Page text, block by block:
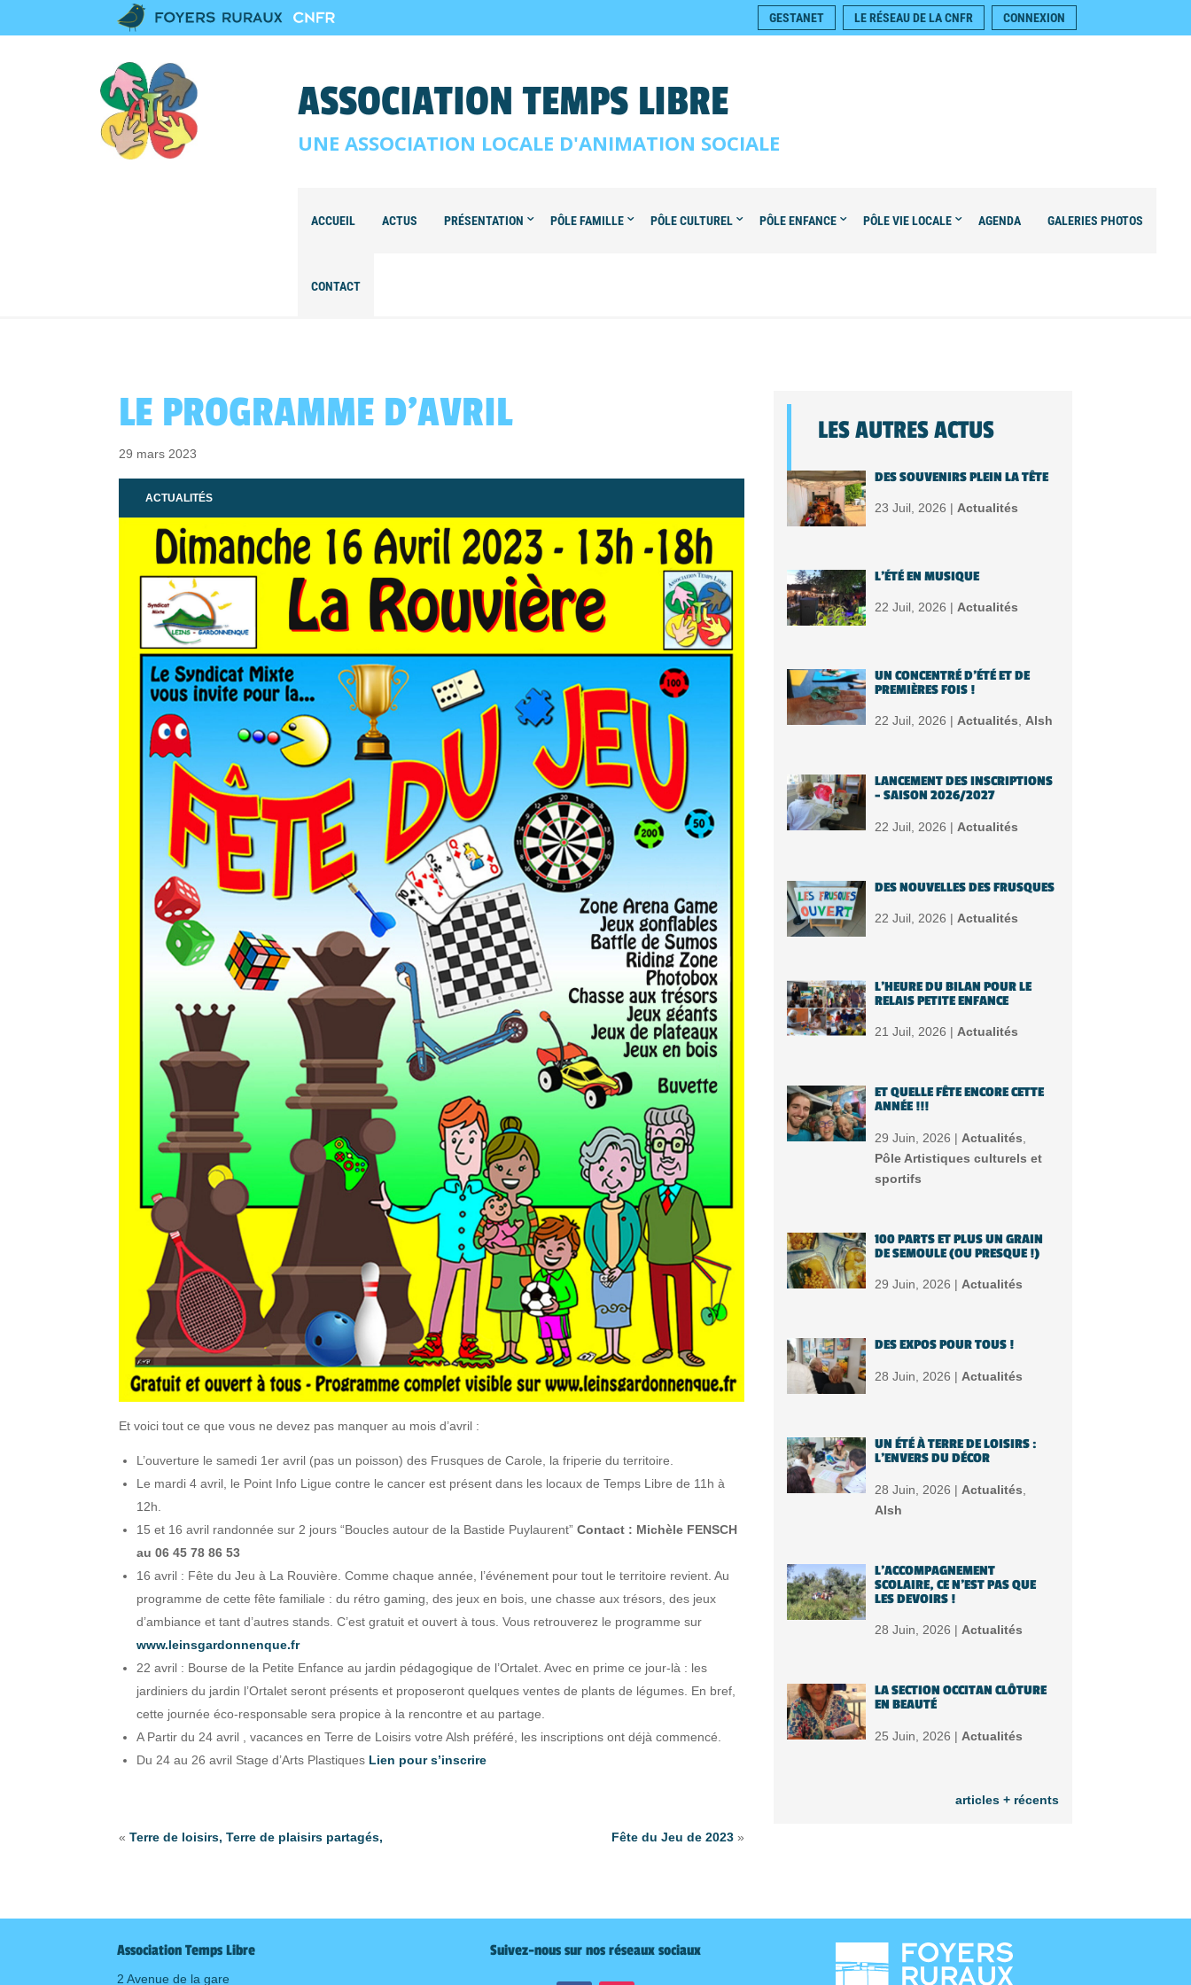
GESTANET LE RÉSEAU DE LA CNFR CONNEXION
ASSOCIATION TEMPS LIBRE
UNE ASSOCIATION LOCALE D'ANIMATION SOCIALE
ACCUEIL ACTUS PRÉSENTATION PÔLE FAMILLE PÔLE CULTUREL PÔLE ENFANCE PÔLE VIE LOCALE AGENDA GALERIES PHOTOS
CONTACT
LE PROGRAMME D’AVRIL
29 mars 2023
ACTUALITÉS
Et voici tout ce que vous ne devez pas manquer au mois d’avril :
L’ouverture le samedi 1er avril (pas un poisson) des Frusques de Carole, la friperie du territoire.
Le mardi 4 avril, le Point Info Ligue contre le cancer est présent dans les locaux de Temps Libre de 11h à
12h.
15 et 16 avril randonnée sur 2 jours “Boucles autour de la Bastide Puylaurent”Contact : Michèle FENSCH
au 06 45 78 86 53
16 avril : Fête du Jeu à La Rouvière. Comme chaque année, l’événement pour tout le territoire revient. Au
programme de cette fête familiale : du rétro gaming, des jeux en bois, une chasse aux trésors, des jeux
d’ambiance et tant d’autres stands. C’est gratuit et ouvert à tous. Vous retrouverez le programme sur
www.leinsgardonnenque.fr
22 avril : Bourse de la Petite Enfance au jardin pédagogique de l’Ortalet. Avec en prime ce jour-là : les
jardiniers du jardin l’Ortalet seront présents et proposeront quelques ventes de plants de légumes. En bref,
cette journée éco-responsable sera propice à la rencontre et au partage.
A Partir du 24 avril , vacances en Terre de Loisirs votre Alsh préféré, les inscriptions ont déjà commencé.
Du 24 au 26 avril Stage d’Arts Plastiques Lien pour s’inscrire
«Terre de loisirs, Terre de plaisirs partagés, Fête du Jeu de 2023 »
LES AUTRES ACTUS
DES SOUVENIRS PLEIN LA TÊTE
23 Juil, 2026 | Actualités
L’ÉTÉ EN MUSIQUE
22 Juil, 2026 | Actualités
UN CONCENTRÉ D’ÉTÉ ET DE
PREMIÈRES FOIS !
22 Juil, 2026 | Actualités, Alsh
LANCEMENT DES INSCRIPTIONS
– SAISON 2026/2027
22 Juil, 2026 | Actualités
DES NOUVELLES DES FRUSQUES
22 Juil, 2026 | Actualités
L’HEURE DU BILAN POUR LE
RELAIS PETITE ENFANCE
21 Juil, 2026 | Actualités
ET QUELLE FÊTE ENCORE CETTE
ANNÉE !!!
29 Juin, 2026 | Actualités
Pôle Artistiques culturels et
sportifs
100 PARTS ET PLUS UN GRAIN
DE SEMOULE (OU PRESQUE !)
29 Juin, 2026 | Actualités
DES EXPOS POUR TOUS !
28 Juin, 2026 | Actualités
UN ÉTÉ À TERRE DE LOISIRS :
L’ENVERS DU DÉCOR
28 Juin, 2026 | Actualités
Alsh
L’ACCOMPAGNEMENT
SCOLAIRE, CE N’EST PAS QUE
LES DEVOIRS !
28 Juin, 2026 | Actualités
LA SECTION OCCITAN CLÔTURE
EN BEAUTÉ
25 Juin, 2026 | Actualités
articles + récents
Association Temps Libre
2 Avenue de la gare
Suivez-nous sur nos réseaux sociaux